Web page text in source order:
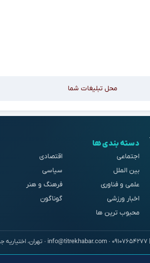
محل تبلیغات شما
دسته بندی ها
اجتماعی
اقتصادی
بین الملل
سیاسی
علمی و فناوری
فرهنگ و هنر
اخبار ورزشی
گوناگون
محبوب ترین ها